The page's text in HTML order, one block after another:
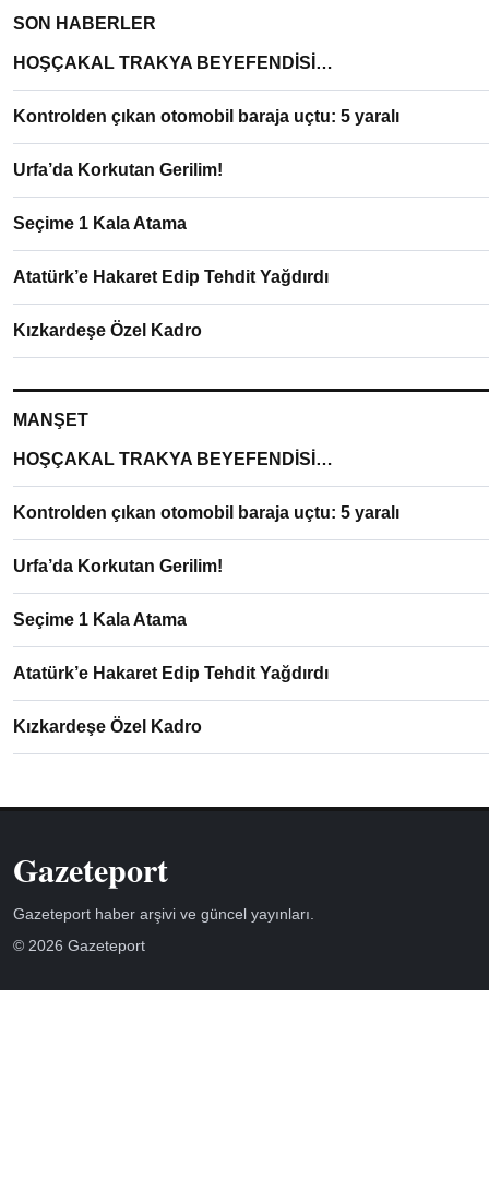
SON HABERLER
HOŞÇAKAL TRAKYA BEYEFENDİSİ…
Kontrolden çıkan otomobil baraja uçtu: 5 yaralı
Urfa’da Korkutan Gerilim!
Seçime 1 Kala Atama
Atatürk’e Hakaret Edip Tehdit Yağdırdı
Kızkardeşe Özel Kadro
MANŞET
HOŞÇAKAL TRAKYA BEYEFENDİSİ…
Kontrolden çıkan otomobil baraja uçtu: 5 yaralı
Urfa’da Korkutan Gerilim!
Seçime 1 Kala Atama
Atatürk’e Hakaret Edip Tehdit Yağdırdı
Kızkardeşe Özel Kadro
Gazeteport
Gazeteport haber arşivi ve güncel yayınları.
© 2026 Gazeteport